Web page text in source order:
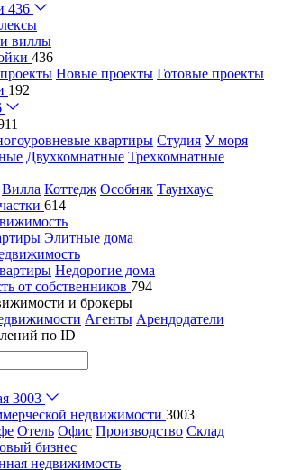
436
виллы
436
Новые проекты Готовые проекты
192
квартиры Студия У моря
Двухкомнатные Трехкомнатные
Вилла Коттедж Особняк Таунхаус
614
Элитные дома
Недорогие дома
от собственников 794
и брокеры
Агенты Арендодатели
по ID
3003
недвижимости 3003
Отель Офис Производство Склад
бизнес
недвижимость